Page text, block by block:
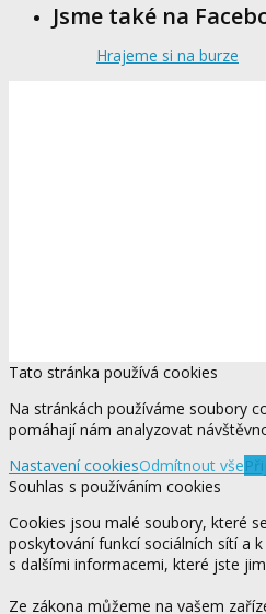
Jsme také na
Hrajeme si na burze
Tato stránka používá cookies
Na stránkách používáme soubory
pomáhají nám analyzovat
Nastavení cookiesOdmítnout vše
Souhlas s používáním cookies
Cookies jsou malé soubory, které
poskytování funkcí sociálních sítí a
s dalšími informacemi, které jste
Ze zákona můžeme na vašem